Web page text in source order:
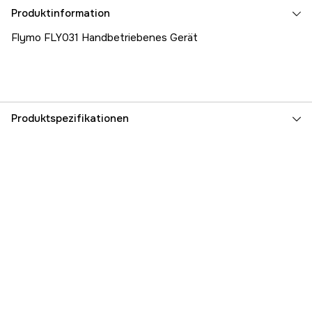
Produktinformation
Flymo FLY031 Handbetriebenes Gerät
Produktspezifikationen